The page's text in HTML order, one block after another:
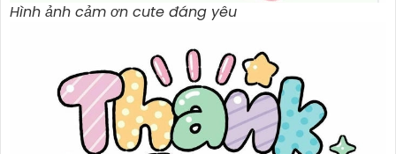
Hình ảnh cảm ơn cute đáng yêu